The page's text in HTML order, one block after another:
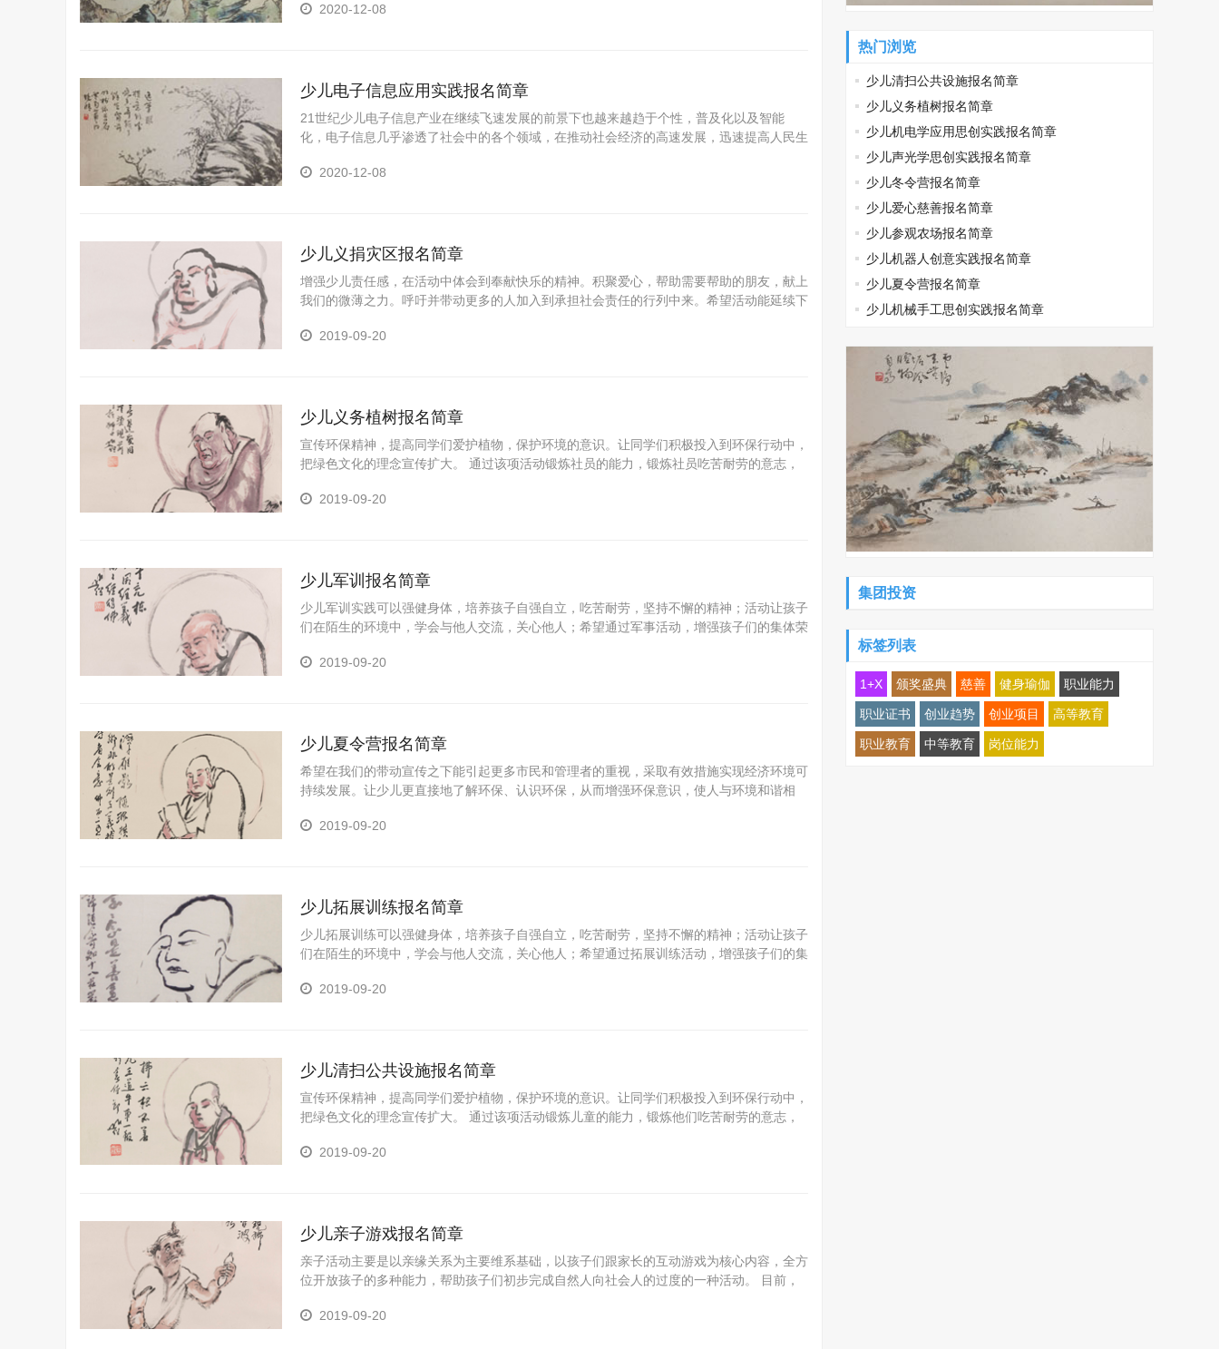
床、加工中心和其它数控设备）的编程、操作工作；从事数控设备的技术改造、技术革新、
2020-12-08
少儿电子信息应用实践报名简章
21世纪少儿电子信息产业在继续飞速发展的前景下也越来越趋于个性，普及化以及智能
化，电子信息几乎渗透了社会中的各个领域，在推动社会经济的高速发展，迅速提高人民生
产业进一步发展并扩大了其应用的领域范围。但是目前国内少儿电子信息产业发展道路上仍
2020-12-08
少儿义捐灾区报名简章
增强少儿责任感，在活动中体会到奉献快乐的精神。积聚爱心，帮助需要帮助的朋友，献上
我们的微薄之力。呼吁并带动更多的人加入到承担社会责任的行列中来。希望活动能延续下
年开展一次大型义捐活动。 培养孩子独立自主的生活能力、提高孩子的自理能力；为了发
2019-09-20
少儿义务植树报名简章
宣传环保精神，提高同学们爱护植物，保护环境的意识。让同学们积极投入到环保行动中，
把绿色文化的理念宣传扩大。 通过该项活动锻炼社员的能力，锻炼社员吃苦耐劳的意志，
起，达到“种一棵小树，绿-方净土”的目的。 培养孩子独立自主的生活能力、提高孩子的自
2019-09-20
少儿军训报名简章
少儿军训实践可以强健身体，培养孩子自强自立，吃苦耐劳，坚持不懈的精神；活动让孩子
们在陌生的环境中，学会与他人交流，关心他人；希望通过军事活动，增强孩子们的集体荣
示学生在学科学习中的成果，特进行本次活动。 为了培养少年儿童职业兴趣，发掘少年儿
2019-09-20
少儿夏令营报名简章
希望在我们的带动宣传之下能引起更多市民和管理者的重视，采取有效措施实现经济环境可
持续发展。让少儿更直接地了解环保、认识环保，从而增强环保意识，使人与环境和谐相
了发展学生的个性特长，展示学生在学科学习中的成果，特进行本次活动。 为了培养少年
2019-09-20
少儿拓展训练报名简章
少儿拓展训练可以强健身体，培养孩子自强自立，吃苦耐劳，坚持不懈的精神；活动让孩子
们在陌生的环境中，学会与他人交流，关心他人；希望通过拓展训练活动，增强孩子们的集
长，展示学生在学科学习中的成果，特进行本次活动。 为了培养少年儿童职业兴趣，发掘
2019-09-20
少儿清扫公共设施报名简章
宣传环保精神，提高同学们爱护植物，保护环境的意识。让同学们积极投入到环保行动中，
把绿色文化的理念宣传扩大。 通过该项活动锻炼儿童的能力，锻炼他们吃苦耐劳的意志，
过组织打扫图书馆，提高团队合作精神，增强爱护公物、改善生活、学习环境的观念意识。
2019-09-20
少儿亲子游戏报名简章
亲子活动主要是以亲缘关系为主要维系基础，以孩子们跟家长的互动游戏为核心内容，全方
位开放孩子的多种能力，帮助孩子们初步完成自然人向社会人的过度的一种活动。 目前，
发展是极大的损失。为了帮助家长进一步学习亲子游戏的方式、方法，我广场决定开展亲子
2019-09-20
热门浏览
少儿清扫公共设施报名简章
少儿义务植树报名简章
少儿机电学应用思创实践报名简章
少儿声光学思创实践报名简章
少儿冬令营报名简章
少儿爱心慈善报名简章
少儿参观农场报名简章
少儿机器人创意实践报名简章
少儿夏令营报名简章
少儿机械手工思创实践报名简章
集团投资
标签列表
1+X 颁奖盛典 慈善 健身瑜伽 职业能力
职业证书 创业趋势 创业项目 高等教育
职业教育 中等教育 岗位能力